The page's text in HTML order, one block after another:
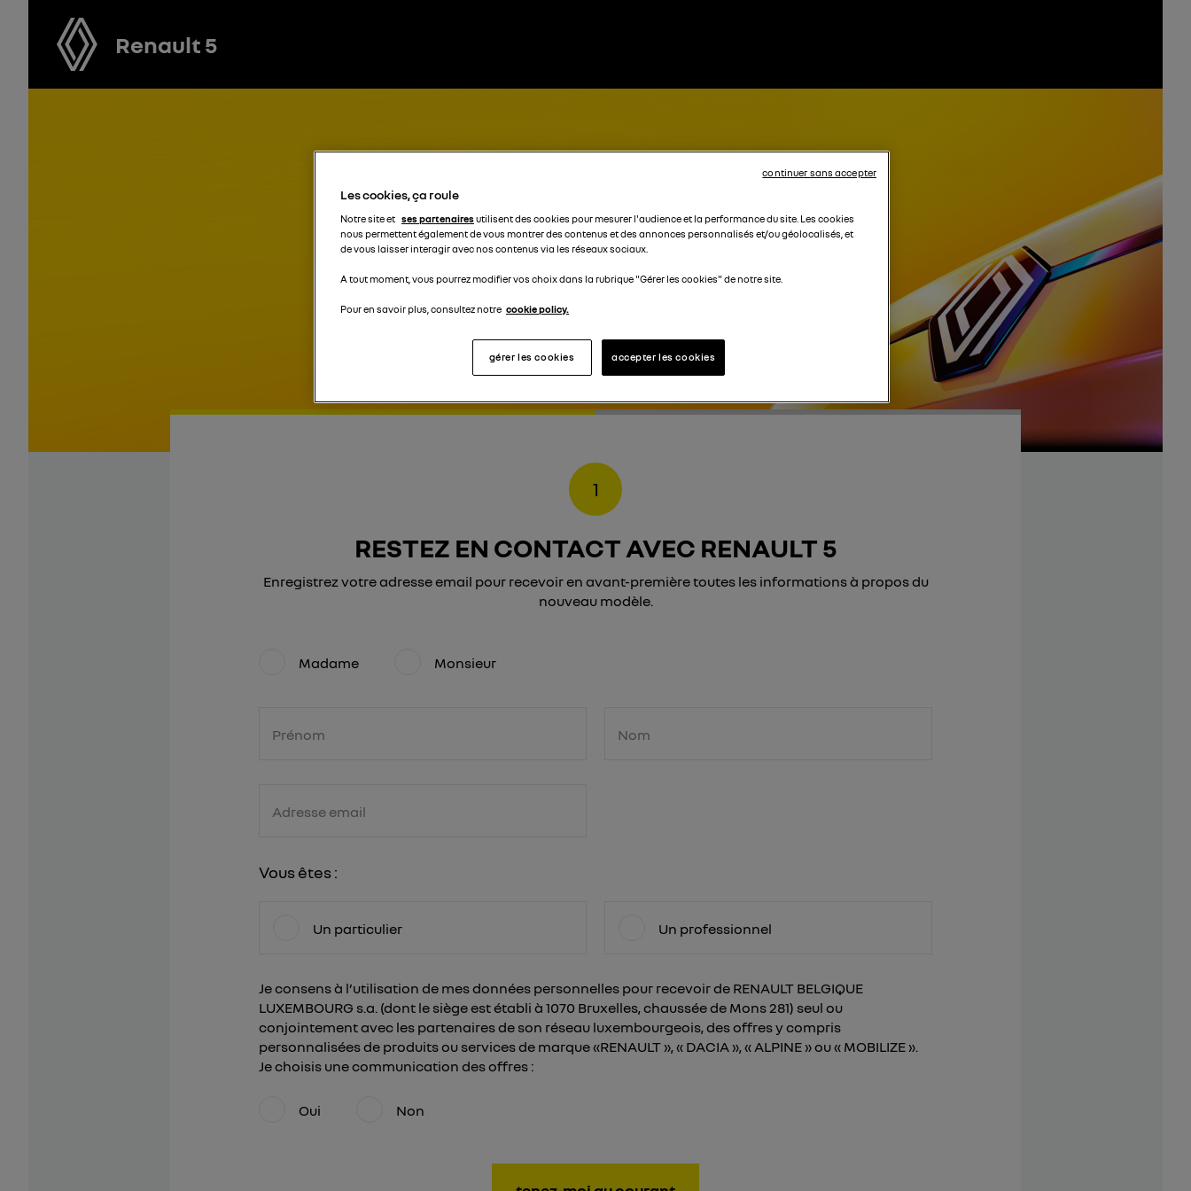
Renault 5
1
RESTEZ EN CONTACT AVEC RENAULT 5
Enregistrez votre adresse email pour recevoir en avant-première toutes les informations à propos du
nouveau modèle.
Madame Monsieur
Prénom Nom
Adresse email
Vous êtes :
Un particulier Un professionnel
Je consens à l’utilisation de mes données personnelles pour recevoir de RENAULT BELGIQUE
LUXEMBOURG s.a. (dont le siège est établi à 1070 Bruxelles, chaussée de Mons 281) seul ou
conjointement avec les partenaires de son réseau luxembourgeois, des offres y compris
personnalisées de produits ou services de marque «RENAULT », « DACIA », « ALPINE » ou « MOBILIZE ».
Je choisis une communication des offres :
Oui Non
Les cookies, ça roule
Notre site et ses partenairesutilisent des cookies pour mesurer l'audience et la performance du site. Les cookies
nous permettent également de vous montrer des contenus et des annonces personnalisés et/ou géolocalisés, et
de vous laisser interagir avec nos contenus via les réseaux sociaux.
A tout moment, vous pourrez modifier vos choix dans la rubrique "Gérer les cookies" de notre site.
Pour en savoir plus, consultez notre cookie policy.
accepter les cookies
gérer les cookies
continuer sans accepter